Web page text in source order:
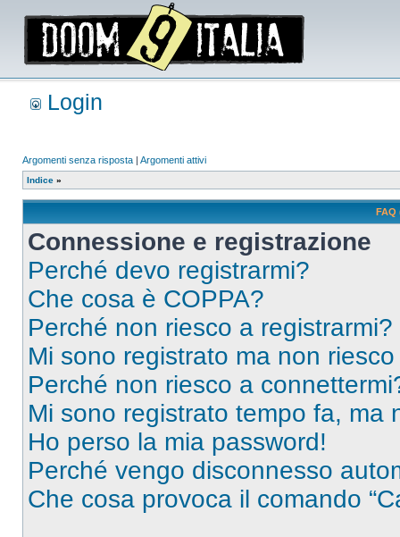
Login
Argomenti senza risposta | Argomenti attivi
Indice »
FAQ
Connessione e registrazione
Perché devo registrarmi?
Che cosa è COPPA?
Perché non riesco a registrarmi?
Mi sono registrato ma non
Perché non riesco a
Mi sono registrato tempo fa, ma
Ho perso la mia password!
Perché vengo disconnesso
Che cosa provoca il comando